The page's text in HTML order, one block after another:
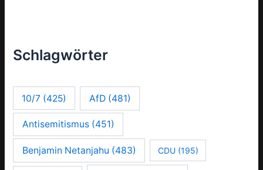
Schlagwörter
10/7 (425) AfD(481)
Antisemitismus(451)
Benjamin Netanjahu (483) CDU(195)